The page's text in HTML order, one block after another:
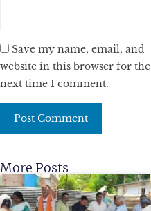
Save my name, email, and
website in this browser for the
next time I comment.
More Posts